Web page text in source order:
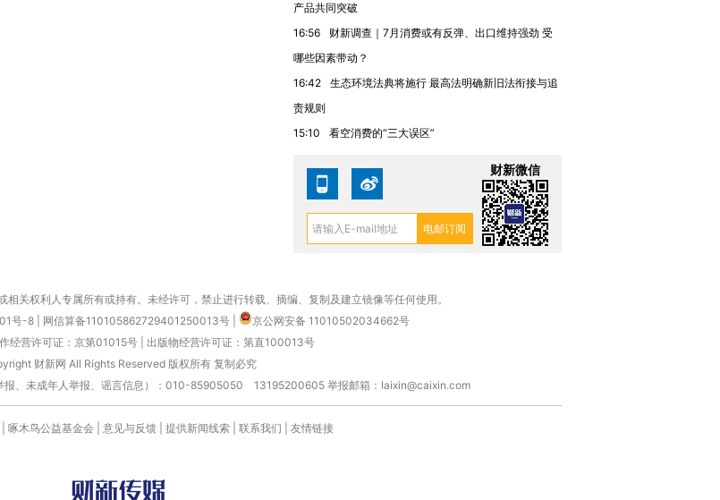
产品共同突破
16:56
财新调查｜7月消费或有反弹、出口维持强劲 受
哪些因素带动？
16:42
生态环境法典将施行 最高法明确新旧法衔接与追
责规则
15:10
看空消费的“三大误区”
财新微信
关权利人专属所有或持有。未经许可，禁止进行转载、摘编、复制及建立镜像等任何使用。
号-8 网信算备110105862729401250013号
京公网安备 11010502034662号
经营许可证：京第01015号| 出版物经营许可证：第直100013号
财新网 All Rights Reserved 版权所有 复制必究
报、未成年人举报、谣言信息）：010-85905050 13195200605 举报邮箱：laixin@caixin.com
啄木鸟公益基金会 意见与反馈 提供新闻线索 联系我们 友情链接